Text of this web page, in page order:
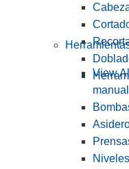
View
Niveles